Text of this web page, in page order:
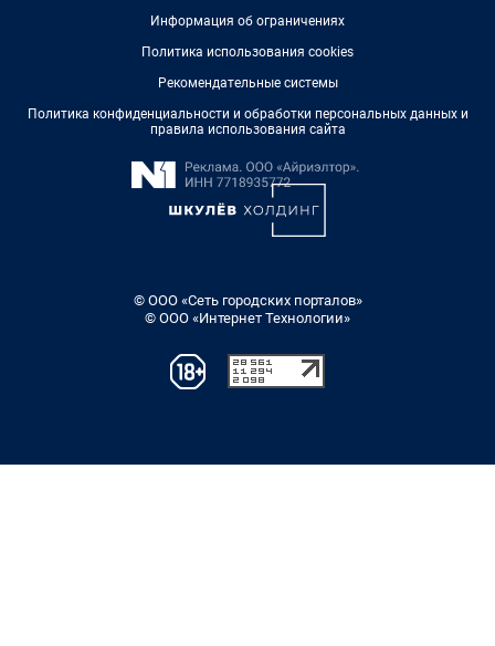
Информация об ограничениях
Политика использования cookies
Рекомендательные системы
Политика конфиденциальности и обработки персональных данных и
правила использования сайта
© ООО «Сеть городских порталов»
© ООО «Интернет Технологии»